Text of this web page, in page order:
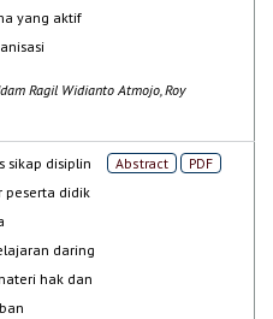
yang aktif
Ragil Widianto Atmojo, Roy
sikap disiplin
peserta didik
daring
hak dan
Abstract PDF